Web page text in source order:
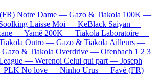
Notre Dame — Gazo & Tiakola 100K —
Laisse Moi — KeBlack Saiyan —
—Yamê 200K — Tiakola Laboratoire —
Outro — Gazo & Tiakola Ailleurs —
Gazo & Tiakola Overdrive — Ofenbach 1 2 3
— Werenoi Celui qui part — Joseph
PLK No love — Ninho Urus — Favé (FR)